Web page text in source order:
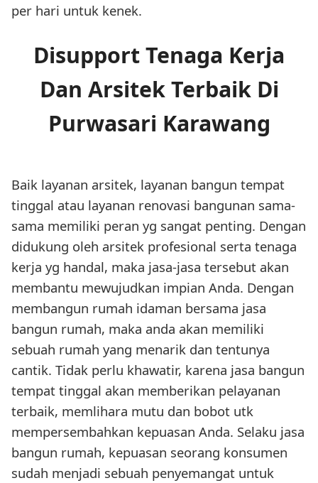
per hari untuk kenek.
Disupport Tenaga Kerja
Dan Arsitek Terbaik Di
Purwasari Karawang
Baik layanan arsitek, layanan bangun tempat
tinggal atau layanan renovasi bangunan sama-
sama memiliki peran yg sangat penting. Dengan
didukung oleh arsitek profesional serta tenaga
kerja yg handal, maka jasa-jasa tersebut akan
membantu mewujudkan impian Anda. Dengan
membangun rumah idaman bersama jasa
bangun rumah, maka anda akan memiliki
sebuah rumah yang menarik dan tentunya
cantik. Tidak perlu khawatir, karena jasa bangun
tempat tinggal akan memberikan pelayanan
terbaik, memlihara mutu dan bobot utk
mempersembahkan kepuasan Anda. Selaku jasa
bangun rumah, kepuasan seorang konsumen
sudah menjadi sebuah penyemangat untuk